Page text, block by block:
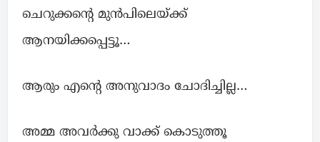
ചെറുക്കൻ്റെ മുൻപിലെയ്ക്ക്
ആനയിക്കപ്പെട്ടൂ…
ആരും എൻ്റെ അനുവാദം ചോദിച്ചില്ല…
അമ്മ അവർക്കു വാക്ക് കൊടുത്തൂ